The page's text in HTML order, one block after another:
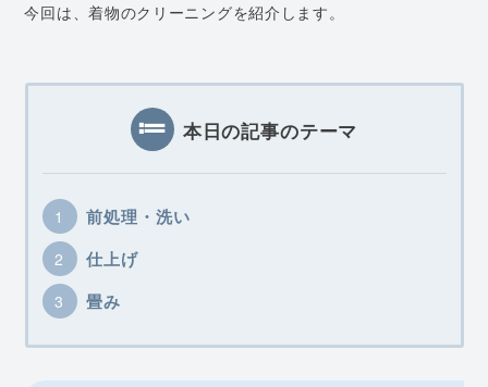
今回は、着物のクリーニングを紹介します。
本日の記事のテーマ
前処理・洗い
仕上げ
畳み